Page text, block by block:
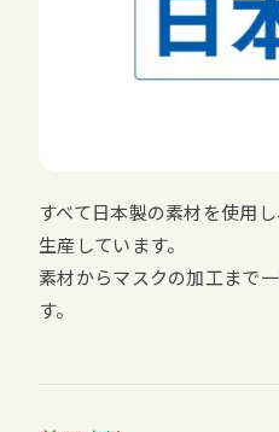
すべて日本製の素材を使用
生産しています。
素材からマスクの加工まで
す。